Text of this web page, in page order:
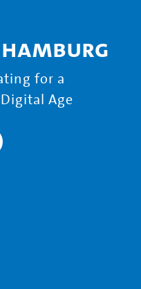
for a
Age